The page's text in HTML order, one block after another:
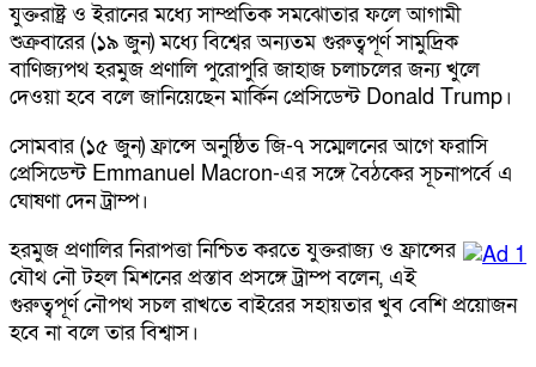
যুক্তরাষ্ট্র ও ইরানের মধ্যে সাম্প্রতিক সমঝোতার ফলে আগামী
শুক্রবারের (১৯ জুন) মধ্যে বিশ্বের অন্যতম গুরুত্বপূর্ণ সামুদ্রিক
বাণিজ্যপথ হরমুজ প্রণালি পুরোপুরি জাহাজ চলাচলের জন্য খুলে
দেওয়া হবে বলে জানিয়েছেন মার্কিন প্রেসিডেন্ট Donald Trump।
সোমবার (১৫ জুন) ফ্রান্সে অনুষ্ঠিত জি-৭ সম্মেলনের আগে ফরাসি
প্রেসিডেন্ট Emmanuel Macron-এর সঙ্গে বৈঠকের সূচনাপর্বে এ
ঘোষণা দেন ট্রাম্প।
হরমুজ প্রণালির নিরাপত্তা নিশ্চিত করতে যুক্তরাজ্য ও ফ্রান্সের
যৌথ নৌ টহল মিশনের প্রস্তাব প্রসঙ্গে ট্রাম্প বলেন, এই
গুরুত্বপূর্ণ নৌপথ সচল রাখতে বাইরের সহায়তার খুব বেশি প্রয়োজন
হবে না বলে তার বিশ্বাস।